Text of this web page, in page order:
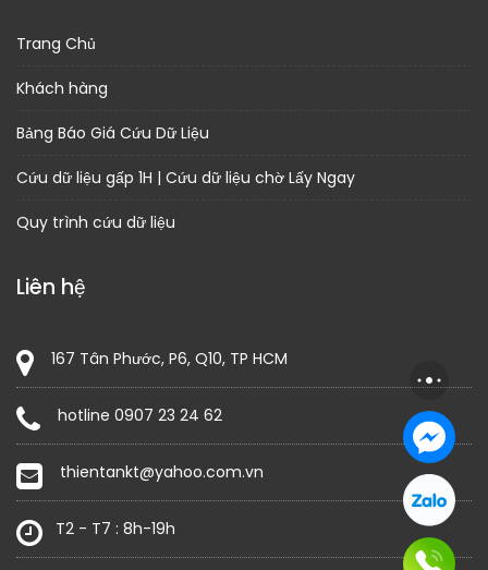
Trang Chủ
Khách hàng
Bảng Báo Giá Cứu Dữ Liệu
Cứu dữ liệu gấp 1H | Cứu dữ liệu chờ Lấy Ngay
Quy trình cứu dữ liệu
Liên hệ
167 Tân Phước, P6, Q10, TP HCM
hotline 0907 23 24 62
thientankt@yahoo.com.vn
T2 - T7 : 8h-19h